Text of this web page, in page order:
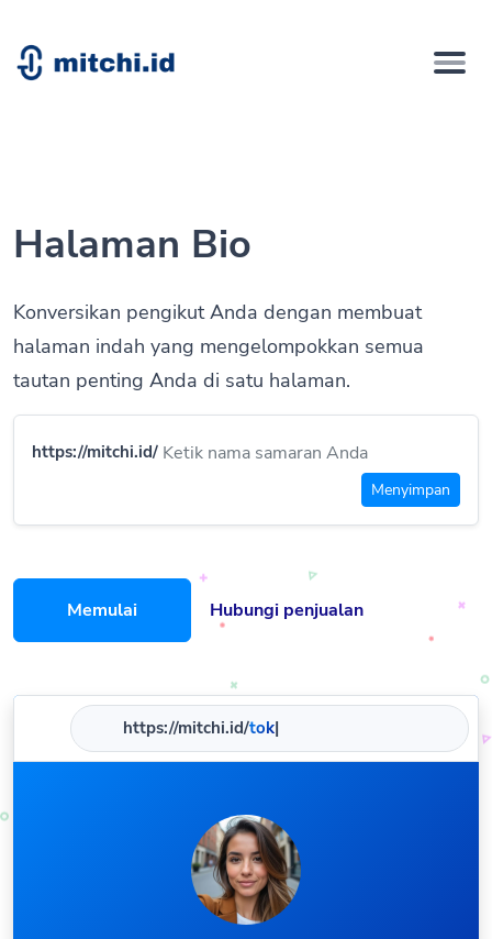
Halaman Bio
Konversikan pengikut Anda dengan membuat
halaman indah yang mengelompokkan semua
tautan penting Anda di satu halaman.
https://mitchi.id/
Menyimpan
Memulai Hubungi penjualan
https://mitchi.id/|